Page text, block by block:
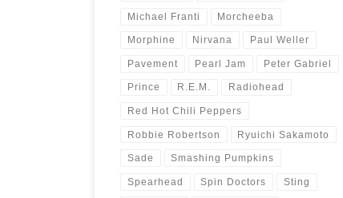
Michael Franti Morcheeba
Morphine Nirvana Paul Weller
Pavement Pearl Jam Peter Gabriel
Prince R.E.M. Radiohead
Red Hot Chili Peppers
Robbie Robertson Ryuichi Sakamoto
Sade Smashing Pumpkins
Spearhead Spin Doctors Sting